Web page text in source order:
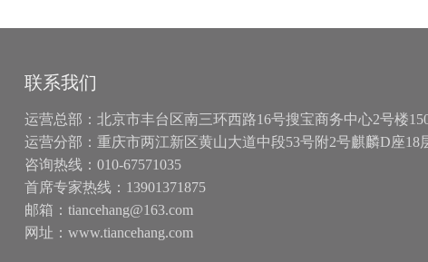
联系我们
运营总部：北京市丰台区南三环西路16号搜宝商务中心2号楼
运营分部：重庆市两江新区黄山大道中段53号附2号麒麟D座18
咨询热线：010-67571035
首席专家热线：13901371875
邮箱：tiancehang@163.com
网址：www.tiancehang.com